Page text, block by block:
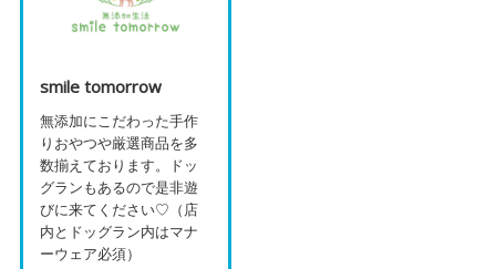
smile tomorrow
無添加にこだわった手作
りおやつや厳選商品を多
数揃えております。ドッ
グランもあるので是非遊
びに来てください♡（店
内とドッグラン内はマナ
ーウェア必須）